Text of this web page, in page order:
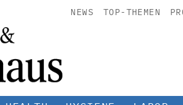
NEWS TOP-THEMEN